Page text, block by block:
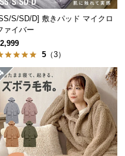
S/SD/D] 敷きパッド マイクロ
ァイバー
5 （3）